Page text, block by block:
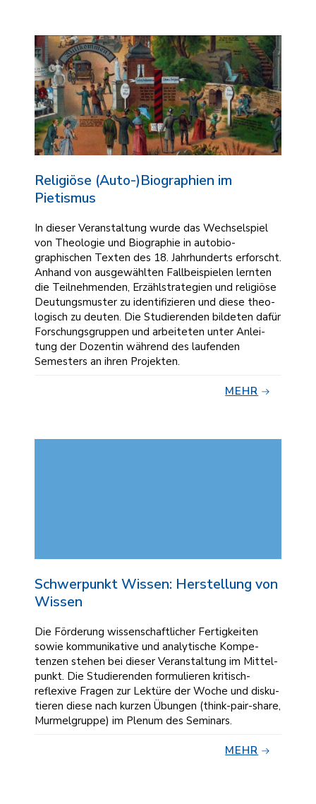
Religiöse (Auto-)Biographien im
Pietismus
In dieser Veranstaltung wurde das Wechsel­spiel
von Theo­logie und Bio­graphie in auto­bio­
graphischen Tex­ten des 18. Jahr­hunderts er­forscht.
Anhand von ausge­wählten Fall­bei­spielen lern­ten
die Teilneh­menden, Erzähl­strategien und reli­giöse
Deutungs­muster zu iden­tifizieren und diese theo­
logisch zu deu­ten. Die Studie­ren­den bil­deten dafür
For­schungs­gruppen und arbei­teten unter Anlei­
tung der Dozentin wäh­rend des lau­fenden
Semesters an ihren Projekten.
MEHR
Schwerpunkt Wissen: Herstellung von
Wissen
Die För­derung wissen­schaft­licher Fertig­kei­ten
sowie kom­mu­ni­kative und analy­tische Kompe­
tenzen ste­hen bei dieser Veran­stal­tung im Mittel­
punkt. Die Studie­ren­den formu­lieren kritisch-
reflexive Fra­gen zur Lek­türe der Woche und dis­ku­
tieren diese nach kur­zen Übungen (think-pair-share,
Murmel­gruppe) im Ple­num des Seminars.
MEHR